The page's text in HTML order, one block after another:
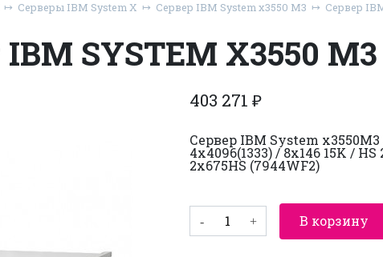
Серверы IBM System X Сервер IBM System x3550 M3 Сервер
SYSTEM X3550
403 271 ₽
Сервер IBM System x3550M3
4x4096(1333) / 8x146 15K /
2x675HS (7944WF2)
Количество
товара
Сервер
В корзину